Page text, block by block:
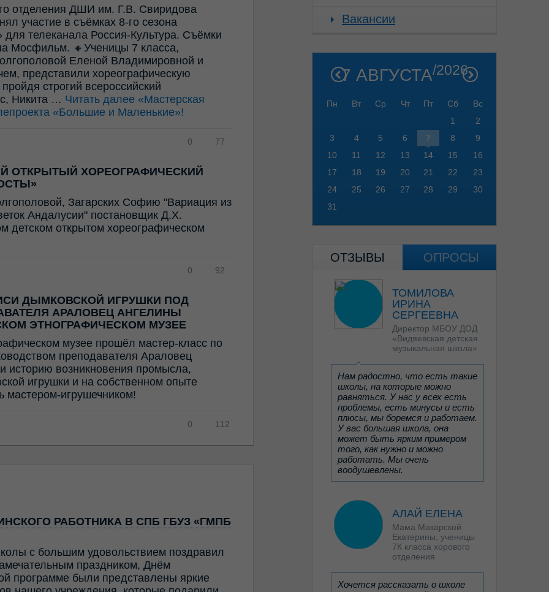
отделения ДШИ им. Г.В. Свиридова
участие в съёмках 8-го сезона
телеканала Россия-Культура. Съёмки
Мосфильм. 🔸Ученицы 7 класса,
Еленой Владимировной и
представили хореографическую
строгий всероссийский
Никита … Читать далее «Мастерская
«Большие и Маленькие»!
77
0
ОТКРЫТЫЙ ХОРЕОГРАФИЧЕСКИЙ
Загарских Софию "Вариация из
Андалусии" постановщик Д.Х.
детском открытом хореографическом
92
0
ДЫМКОВСКОЙ ИГРУШКИ ПОД
АРАЛОВЕЦ АНГЕЛИНЫ
ЭТНОГРАФИЧЕСКОМ МУЗЕЕ
музее прошёл мастер-класс по
преподавателя Араловец
историю возникновения промысла,
игрушки и на собственном опыте
мастером-игрушечником!
112
0
РАБОТНИКА В СПБ ГБУЗ «ГМПБ
с большим удовольствием поздравил
праздником, Днём
программе были представлены яркие
Вакансии
7 АВГУСТА/2026
Пн Вт Ср Чт Пт Сб
Вс
1
2
3
4 5 6 7 8
9
10
11 12 13 14 15
16
17
18 19 20 21 22
23
24
25 26 27 28 29
30
31
ОТЗЫВЫ ОПРОСЫ
ТОМИЛОВА
ИРИНА
СЕРГЕЕВНА
Директор МБОУ ДОД
«Видяевская детская
музыкальная школа»
Нам радостно, что есть такие
школы, на которые можно
равняться. У нас у всех есть
проблемы, есть минусы и есть
плюсы, мы боремся и работаем.
У вас большая школа, она
может быть ярким примером
того, как нужно и можно
работать. Мы очень
воодушевлены.
АЛАЙ ЕЛЕНА
Мама Макарской
Екатерины, ученицы
7К класса хорового
отделения
Хочется рассказать о школе